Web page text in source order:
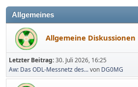
Allgemeines
Allgemeine Diskussionen
Letzter Beitrag:30. Juli 2026, 16:25
Aw: Das ODL-Messnetz des...von DG0MG